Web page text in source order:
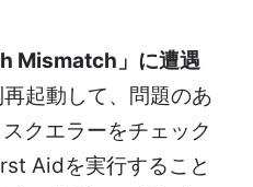
Mismatch」に遭遇
起動して、問題のあ
クエラーをチェック
Aidを実行すること